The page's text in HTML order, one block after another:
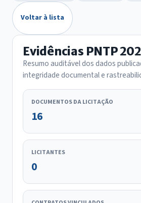
Voltar à lista
Evidências PNTP
Resumo auditável dos dados
integridade documental e
DOCUMENTOS DA LICITAÇÃO
16
LICITANTES
0